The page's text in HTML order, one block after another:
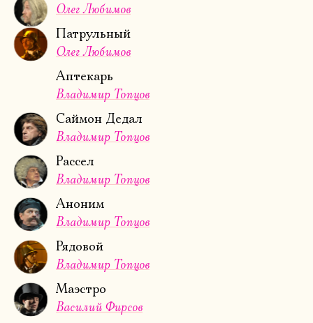
Олег Любимов
Патрульный
Олег Любимов
Аптекарь
Владимир Топцов
Саймон Дедал
Владимир Топцов
Рассел
Владимир Топцов
Аноним
Владимир Топцов
Рядовой
Владимир Топцов
Маэстро
Василий Фирсов